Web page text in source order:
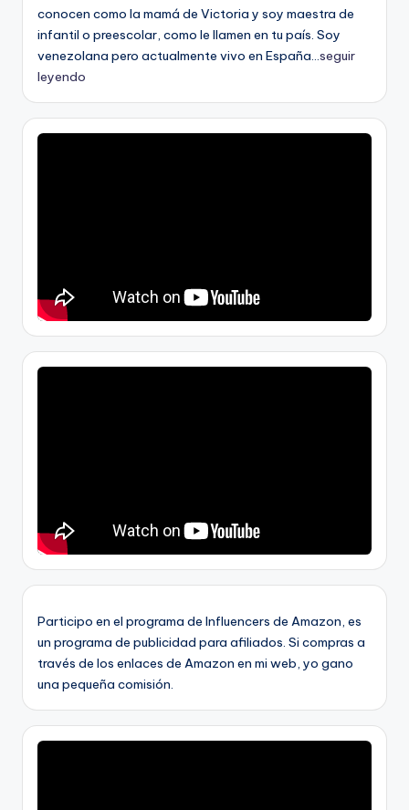
conocen como la mamá de Victoria y soy maestra de
infantil o preescolar, como le llamen en tu país. Soy
venezolana pero actualmente vivo en España...seguir
leyendo
Participo en el programa de Influencers de Amazon, es
un programa de publicidad para afiliados. Si compras a
través de los enlaces de Amazon en mi web, yo gano
una pequeña comisión.